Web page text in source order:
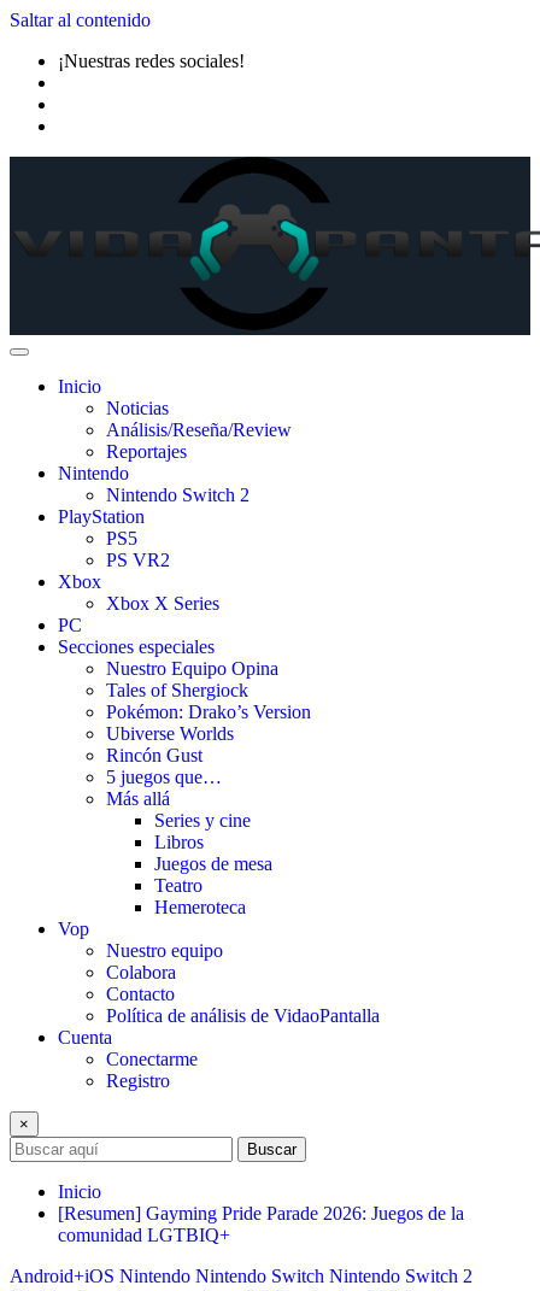
Saltar al contenido
¡Nuestras redes sociales!
Inicio
Noticias
Análisis/Reseña/Review
Reportajes
Nintendo
Nintendo Switch 2
PlayStation
PS5
PS VR2
Xbox
Xbox X Series
PC
Secciones especiales
Nuestro Equipo Opina
Tales of Shergiock
Pokémon: Drako’s Version
Ubiverse Worlds
Rincón Gust
5 juegos que…
Más allá
Series y cine
Libros
Juegos de mesa
Teatro
Hemeroteca
Vop
Nuestro equipo
Colabora
Contacto
Política de análisis de VidaoPantalla
Cuenta
Conectarme
Registro
×
Buscar
Inicio
[Resumen] Gayming Pride Parade 2026: Juegos de la
comunidad LGTBIQ+
Android+iOS Nintendo Nintendo Switch Nintendo Switch 2